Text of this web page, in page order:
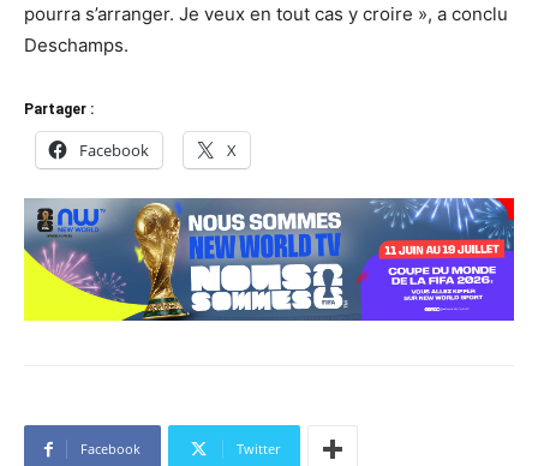
pourra s’arranger. Je veux en tout cas y croire », a conclu
Deschamps.
Partager :
Facebook X
Facebook Twitter